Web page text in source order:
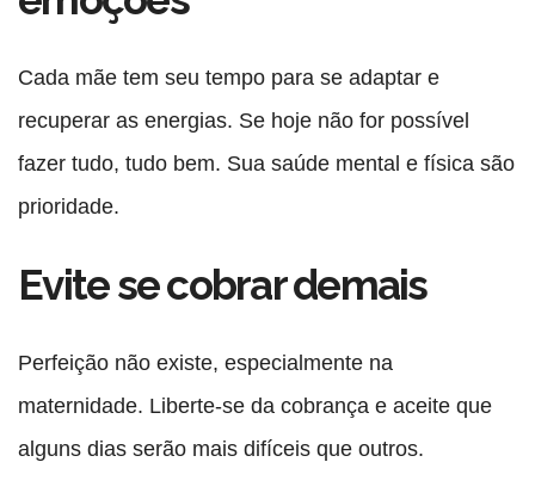
Cada mãe tem seu tempo para se adaptar e
recuperar as energias. Se hoje não for possível
fazer tudo, tudo bem. Sua saúde mental e física são
prioridade.
Evite se cobrar demais
Perfeição não existe, especialmente na
maternidade. Liberte-se da cobrança e aceite que
alguns dias serão mais difíceis que outros.